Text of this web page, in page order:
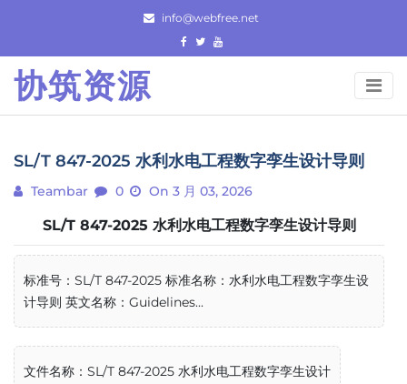
content
info@webfree.net
协筑资源
SL/T 847-2025 水利水电工程数字孪生设计导则
Teambar 0 On 3 月 03, 2026
SL/T 847-2025 水利水电工程数字孪生设计导则
标准号：SL/T 847-2025 标准名称：水利水电工程数字孪生设
计导则 英文名称：Guidelines...
文件名称：SL/T 847-2025 水利水电工程数字孪生设计